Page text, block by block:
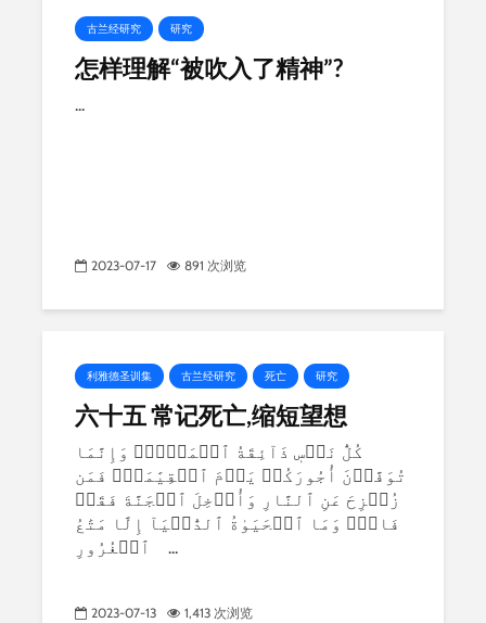
古兰经研究 研究
怎样理解“被吹入了精神”?
...
2023-07-17 891 次浏览
利雅德圣训集 古兰经研究 死亡 研究
六十五 常记死亡,缩短望想
كُلُّ نَفۡسٖ ذَآئِقَةُ ٱلۡمَوۡتِۗ وَإِنَّمَا
تُوَفَّوۡنَ أُجُورَكُمۡ يَوۡمَ ٱلۡقِيَٰمَةِۖ فَمَن
زُحۡزِحَ عَنِ ٱلنَّارِ وَأُدۡخِلَ ٱلۡجَنَّةَ فَقَدۡ
فَازَۗ وَمَا ٱلۡحَيَوٰةُ ٱلدُّنۡيَآ إِلَّا مَتَٰعُ
ٱلۡغُرُورِ ...
2023-07-13 1,413 次浏览